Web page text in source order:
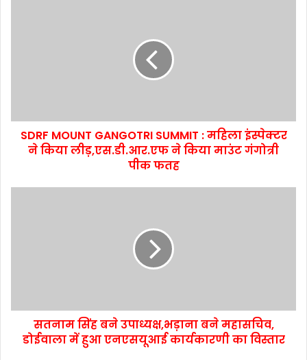
SDRF MOUNT GANGOTRI SUMMIT : महिला इंस्पेक्टर
ने किया लीड़,एस.डी.आर.एफ ने किया माउंट गंगोत्री
पीक फतह
सतनाम सिंह बने उपाध्यक्ष,भड़ाना बने महासचिव,
डोईवाला में हुआ एनएसयूआई कार्यकारणी का विस्तार